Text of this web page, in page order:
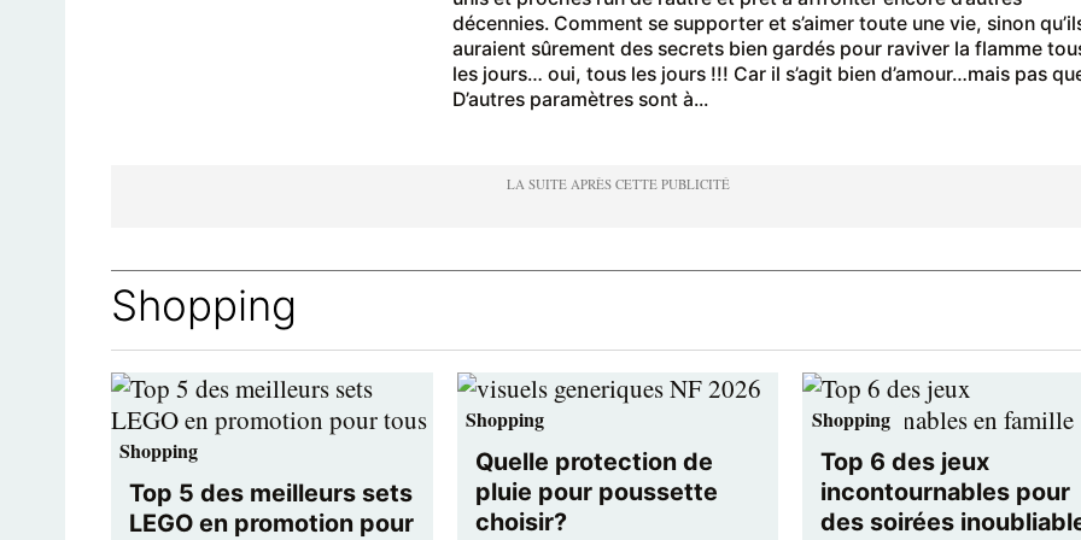
décennies. Comment se supporter et s’aimer toute une vie, sinon
auraient sûrement des secrets bien gardés pour raviver la flamme
les jours… oui, tous les jours !!! Car il s’agit bien d’amour…mais pas
D’autres paramètres sont à...
Shopping
Shopping
Top 5 des meilleurs sets
LEGO en promotion pour
Shopping
Quelle protection de
pluie pour poussette
choisir?
Shopping
Top 6 des jeux
incontournables pour
des soirées